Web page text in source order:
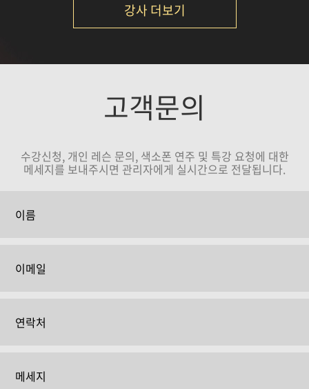
강사 더보기
고객문의
수강신청, 개인 레슨 문의, 색소폰 연주 및 특강 요청에 대한
메세지를 보내주시면 관리자에게 실시간으로 전달됩니다.